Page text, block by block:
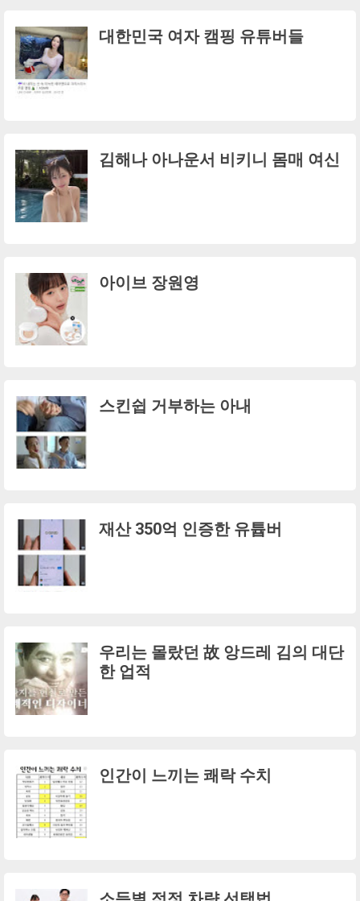
대한민국 여자 캠핑 유튜버들
김해나 아나운서 비키니 몸매 여신
아이브 장원영
스킨쉽 거부하는 아내
재산 350억 인증한 유튭버
우리는 몰랐던 故 앙드레 김의 대단
한 업적
인간이 느끼는 쾌락 수치